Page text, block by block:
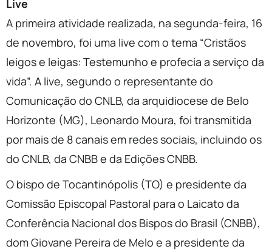
Live
A primeira atividade realizada, na segunda-feira, 16
de novembro, foi uma live com o tema “Cristãos
leigos e leigas: Testemunho e profecia a serviço da
vida”. A live, segundo o representante do
Comunicação do CNLB, da arquidiocese de Belo
Horizonte (MG), Leonardo Moura, foi transmitida
por mais de 8 canais em redes sociais, incluindo os
do CNLB, da CNBB e da Edições CNBB.
O bispo de Tocantinópolis (TO) e presidente da
Comissão Episcopal Pastoral para o Laicato da
Conferência Nacional dos Bispos do Brasil (CNBB),
dom Giovane Pereira de Melo e a presidente da